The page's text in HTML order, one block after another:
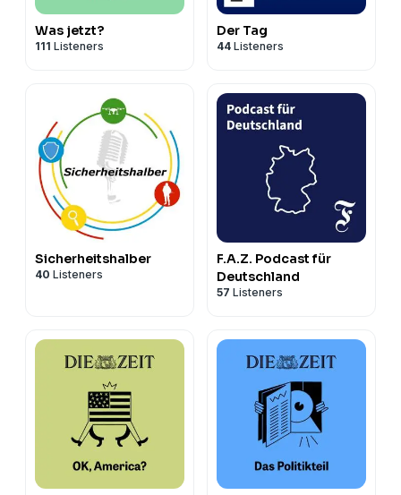
Was jetzt?
111 Listeners
Der Tag
44 Listeners
Sicherheitshalber
40 Listeners
F.A.Z. Podcast für
Deutschland
57 Listeners